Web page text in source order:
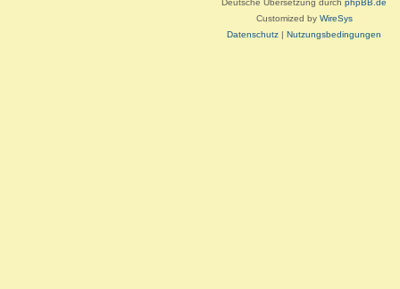
Deutsche Übersetzung durch phpBB.de
Customized by WireSys
Datenschutz | Nutzungsbedingungen